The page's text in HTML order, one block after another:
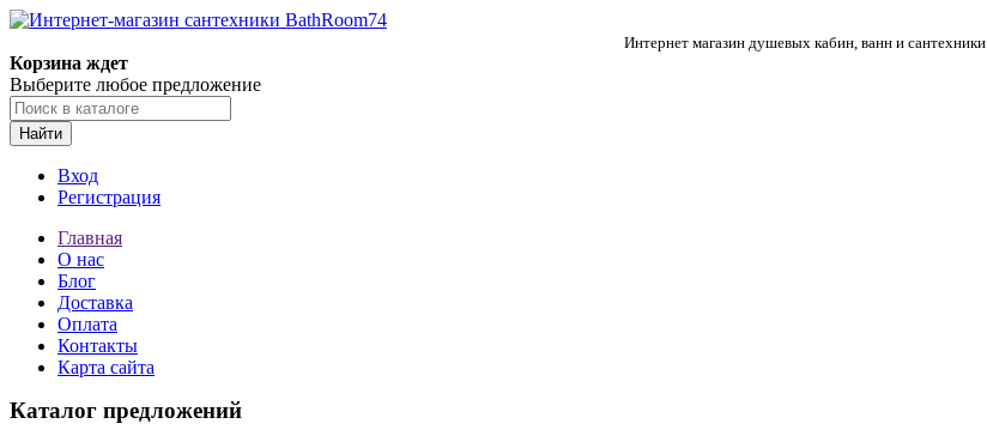
Интернет магазин душевых кабин, ванн и сантехники
Корзина ждет
Выберите любое предложение
Найти
Вход
Регистрация
Главная
О нас
Блог
Доставка
Оплата
Контакты
Карта сайта
Каталог предложений